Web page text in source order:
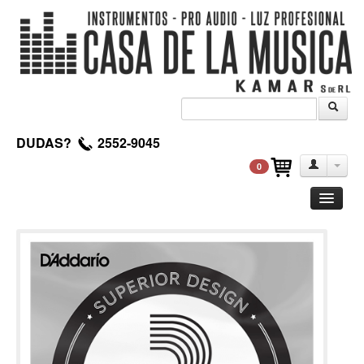
DUDAS? 2552-9045
0
Clasica
Amplificadores
Pedales de efectos